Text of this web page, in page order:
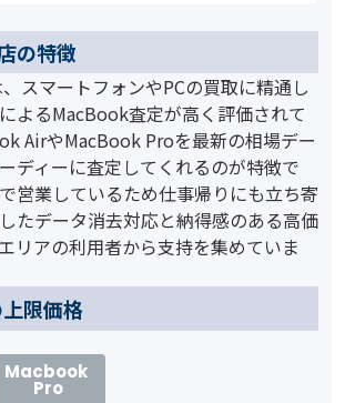
の特徴
スマートフォンやPCの買取に精通し
よるMacBook査定が高く評価されて
AirやMacBook Proを最新の相場デー
ディーに査定してくれるのが特徴で
営業しているため仕事帰りにも立ち寄
たデータ消去対応と納得感のある高価
リアの利用者から支持を集めていま
限価格
Macbook
Pro